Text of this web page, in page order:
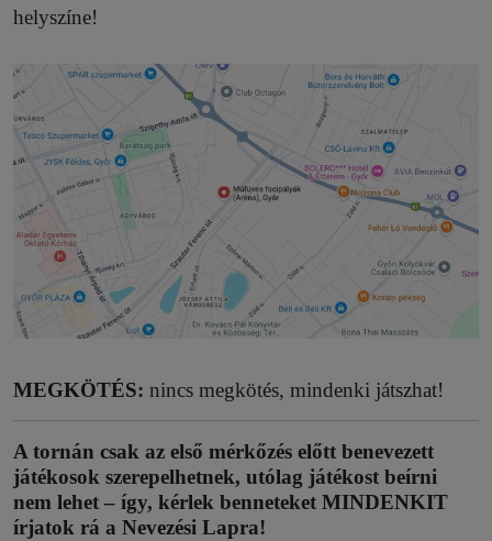
helyszíne!
MEGKÖTÉS: nincs megkötés, mindenki játszhat!
A tornán csak az első mérkőzés előtt benevezett
játékosok szerepelhetnek, utólag játékost beírni
nem lehet – így, kérlek benneteket MINDENKIT
írjatok rá a Nevezési Lapra!